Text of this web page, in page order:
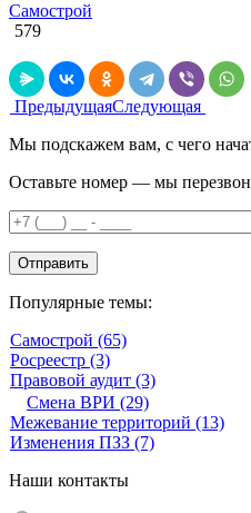
Самострой
579
ПредыдущаяСледующая
Мы подскажем вам, с чего
Оставьте номер — мы
Популярные темы:
Самострой (65)
Росреестр (3)
Правовой аудит (3)
Смена ВРИ (29)
Межевание территорий (13)
Изменения ПЗЗ (7)
Наши контакты